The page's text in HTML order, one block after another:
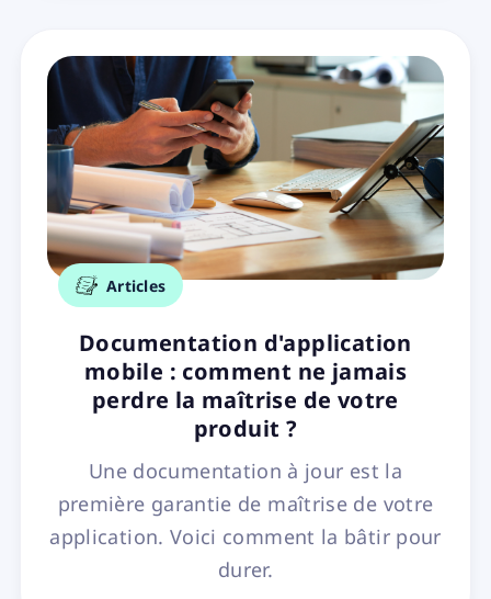
Articles
Documentation d'application
mobile : comment ne jamais
perdre la maîtrise de votre
produit ?
Une documentation à jour est la
première garantie de maîtrise de votre
application. Voici comment la bâtir pour
durer.